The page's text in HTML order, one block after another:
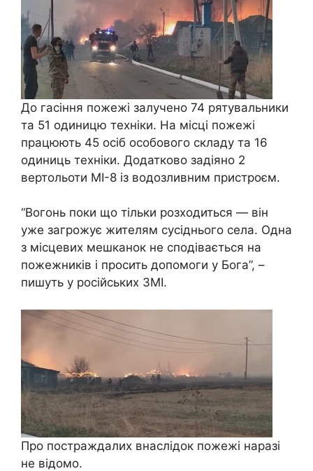
До гасіння пожежі залучено 74 рятувальники
та 51 одиницю техніки. На місці пожежі
працюють 45 осіб особового складу та 16
одиниць техніки. Додатково задіяно 2
вертольоти МІ-8 із водозливним пристроєм.
“Вогонь поки що тільки розходиться — він
уже загрожує жителям сусіднього села. Одна
з місцевих мешканок не сподівається на
пожежників і просить допомоги у Бога”, –
пишуть у російських ЗМІ.
Про постраждалих внаслідок пожежі наразі
не відомо.